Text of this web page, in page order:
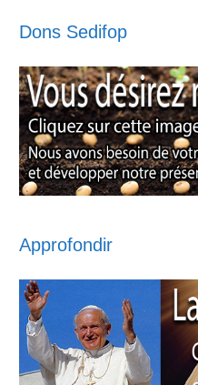
Dons Sedifop
Approfondir